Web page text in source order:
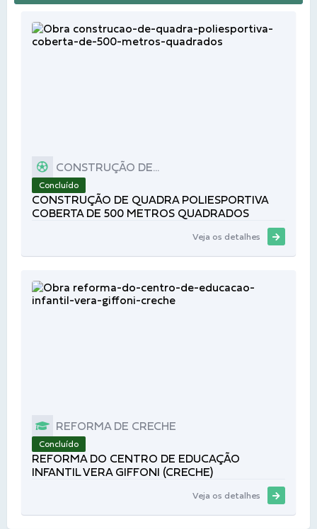
CONSTRUÇÃO DE...
Concluído
CONSTRUÇÃO DE QUADRA POLIESPORTIVA
COBERTA DE 500 METROS QUADRADOS
Veja os detalhes
REFORMA DE CRECHE
Concluído
REFORMA DO CENTRO DE EDUCAÇÃO
INFANTIL VERA GIFFONI (CRECHE)
Veja os detalhes